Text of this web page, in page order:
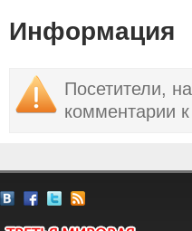
Информация
Посетители,
комментарии